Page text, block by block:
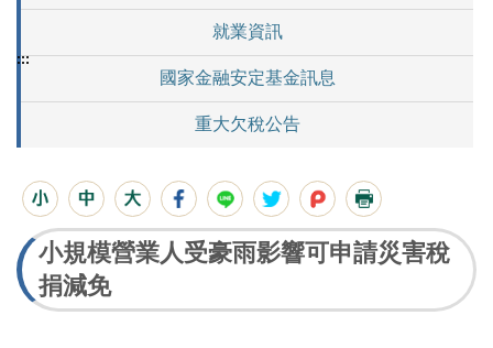
就業資訊
國家金融安定基金訊息
重大欠稅公告
:::
小規模營業人受豪雨影響可申請災害稅
捐減免